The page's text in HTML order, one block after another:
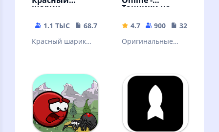
шарик
1.1 ТЫС
68.72 MB
Красный шарик－
через препятствия
ради любви!
Танчики на
4.7 900
32.38 MB
Оригинальные